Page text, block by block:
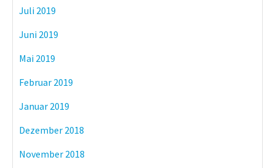
Juli 2019
Juni 2019
Mai 2019
Februar 2019
Januar 2019
Dezember 2018
November 2018